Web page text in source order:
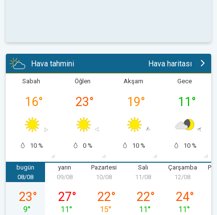
Hava tahmini Hava haritası
Sabah
16°
10 %
Öğlen
23°
0 %
Akşam
19°
10 %
Gece
11 °
10 %
bugün
08/08 Cumartesi
08/08
23°
9°
yarın
09/08
27°
11°
Pazartesi
10/08 Pazartesi
10/08
22°
15°
Salı
11/08
22°
11°
Çarşamba
12/08
24°
11°